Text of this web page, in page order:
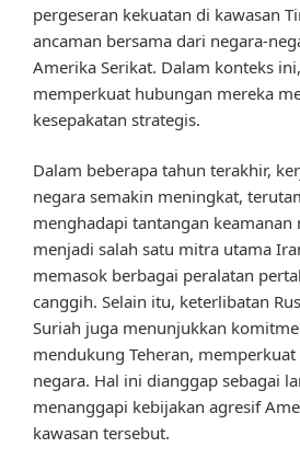
pergeseran kekuatan di kawasan
ancaman bersama dari negara-
Amerika Serikat. Dalam konteks
memperkuat hubungan mereka
kesepakatan strategis.
Dalam beberapa tahun terakhir,
negara semakin meningkat,
menghadapi tantangan keamanan
menjadi salah satu mitra utama
memasok berbagai peralatan
canggih. Selain itu, keterlibatan
Suriah juga menunjukkan
mendukung Teheran,
negara. Hal ini dianggap sebagai
menanggapi kebijakan agresif
kawasan tersebut.